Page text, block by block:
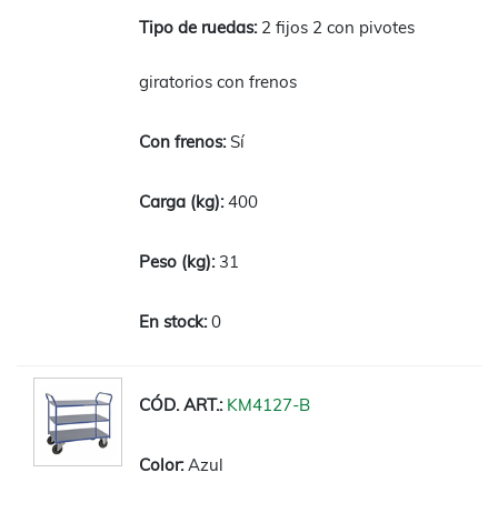
2 fijos 2 con pivotes
giratorios con frenos
Sí
400
31
0
KM4127-B
Azul